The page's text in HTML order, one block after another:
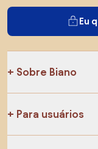
Eu
Sobre Biano
Para usuários